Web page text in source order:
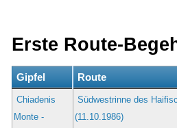
Erste Route-
Gipfel Route
Chiadenis
Monte -
Südwestrinne des
(11.10.1986)